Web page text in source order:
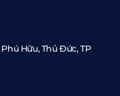
Hữu, Thủ Đức, TP